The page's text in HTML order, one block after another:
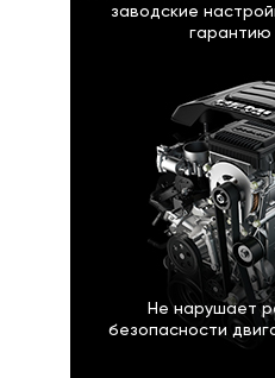
заводские
гарантию
Не нарушает
безопасности